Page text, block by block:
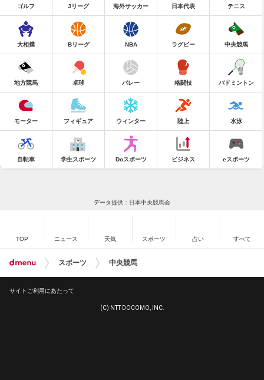
ゴルフ Jリーグ 海外サッカー 日本代表 テニス
大相撲 Bリーグ NBA ラグビー 中央競馬
地方競馬 卓球 バレー 格闘技 バドミントン
モーター フィギュア ウィンター 陸上 水泳
自転車 学生スポーツ Doスポーツ ビジネス eスポーツ
データ提供：日本中央競馬会
TOP ニュース 天気 スポーツ 占い すべて
スポーツ 中央競馬
サイトご利用にあたって
(C) NTT DOCOMO, INC.